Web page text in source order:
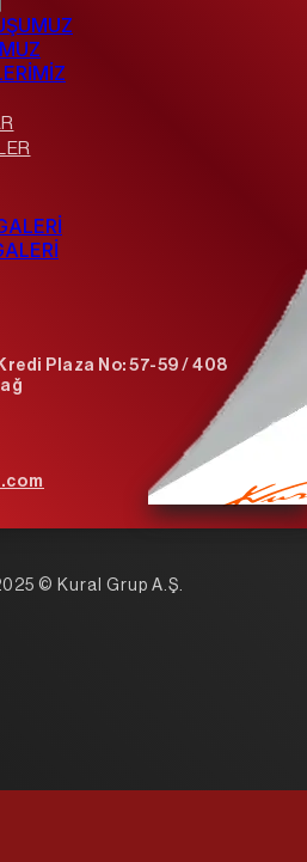
Plaza No: 57-59 / 408
© Kural Grup A.Ş.